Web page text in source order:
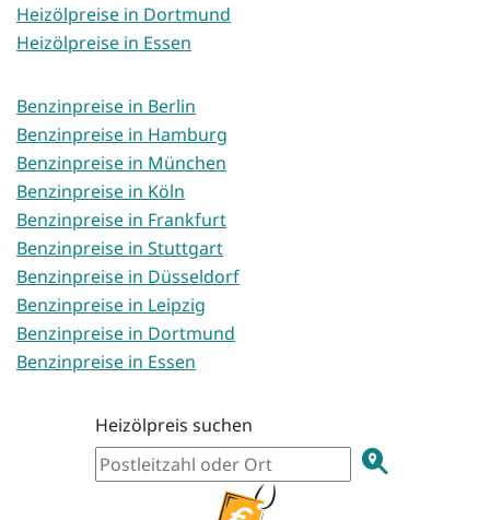
Heizölpreise in Dortmund
Heizölpreise in Essen
Benzinpreise in Berlin
Benzinpreise in Hamburg
Benzinpreise in München
Benzinpreise in Köln
Benzinpreise in Frankfurt
Benzinpreise in Stuttgart
Benzinpreise in Düsseldorf
Benzinpreise in Leipzig
Benzinpreise in Dortmund
Benzinpreise in Essen
Heizölpreis suchen